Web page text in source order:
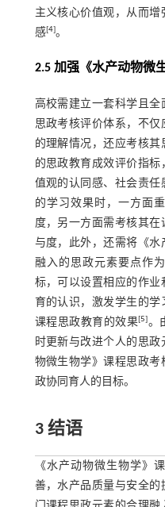
主义核心价值观，从而增
感[4]。
2.5 加强《水产动物微
高校需建立一套科学且
思政考核评价体系，不
的理解情况，还应考核
的思政教育成效评价指
值观的认同感、社会责
的学习效果时，一方面
度，另一方面需考核其
与度，此外，还需将《
融入的思政元素要点作
标，可以设置相应的作
育的认识，激发学生的
课程思政教育的效果[5]。
时更新与改进个人的思
物微生物学》课程思政考
政协同育人的目标。
3 结语
《水产动物微生物学》
善，水产品质量与安全的